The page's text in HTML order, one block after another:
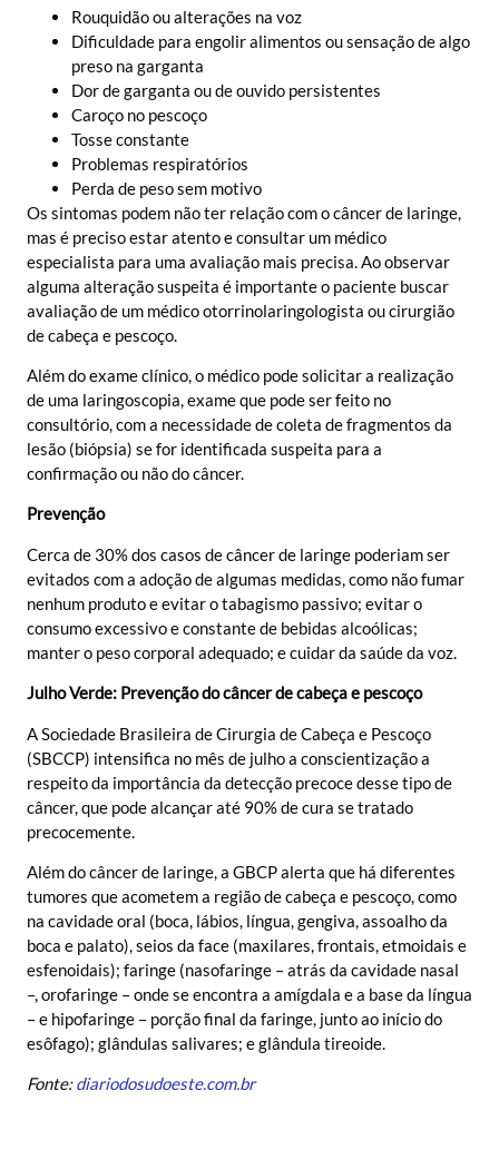
Rouquidão ou alterações na voz
Dificuldade para engolir alimentos ou sensação de algo
preso na garganta
Dor de garganta ou de ouvido persistentes
Caroço no pescoço
Tosse constante
Problemas respiratórios
Perda de peso sem motivo
Os sintomas podem não ter relação com o câncer de laringe,
mas é preciso estar atento e consultar um médico
especialista para uma avaliação mais precisa. Ao observar
alguma alteração suspeita é importante o paciente buscar
avaliação de um médico otorrinolaringologista ou cirurgião
de cabeça e pescoço.
Além do exame clínico, o médico pode solicitar a realização
de uma laringoscopia, exame que pode ser feito no
consultório, com a necessidade de coleta de fragmentos da
lesão (biópsia) se for identificada suspeita para a
confirmação ou não do câncer.
Prevenção
Cerca de 30% dos casos de câncer de laringe poderiam ser
evitados com a adoção de algumas medidas, como não fumar
nenhum produto e evitar o tabagismo passivo; evitar o
consumo excessivo e constante de bebidas alcoólicas;
manter o peso corporal adequado; e cuidar da saúde da voz.
Julho Verde: Prevenção do câncer de cabeça e pescoço
A Sociedade Brasileira de Cirurgia de Cabeça e Pescoço
(SBCCP) intensifica no mês de julho a conscientização a
respeito da importância da detecção precoce desse tipo de
câncer, que pode alcançar até 90% de cura se tratado
precocemente.
Além do câncer de laringe, a GBCP alerta que há diferentes
tumores que acometem a região de cabeça e pescoço, como
na cavidade oral (boca, lábios, língua, gengiva, assoalho da
boca e palato), seios da face (maxilares, frontais, etmoidais e
esfenoidais); faringe (nasofaringe – atrás da cavidade nasal
–, orofaringe – onde se encontra a amígdala e a base da língua
– e hipofaringe – porção final da faringe, junto ao início do
esôfago); glândulas salivares; e glândula tireoide.
Fonte:diariodosudoeste.com.br